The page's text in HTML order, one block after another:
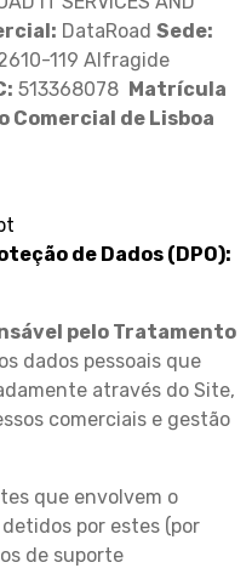
DataRoad Sede:
119 Alfragide
513368078 Matrícula
Comercial de Lisboa
de Dados (DPO):
pelo Tratamento
dados pessoais que
através do Site,
comerciais e gestão
que envolvem o
por estes (por
de suporte